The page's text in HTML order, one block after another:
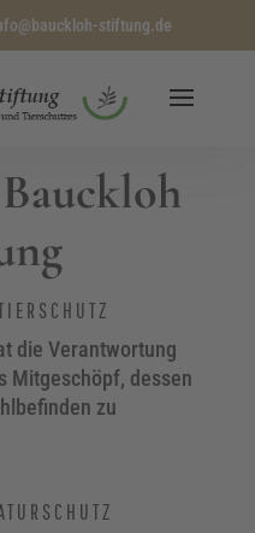
stiftung.de
die Verantwortung
Mitgeschöpf, dessen
zu